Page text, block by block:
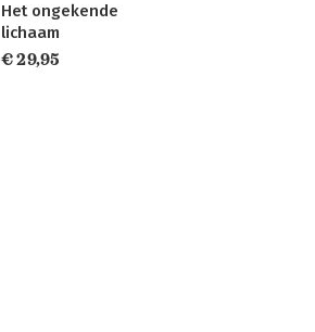
Het ongekende
lichaam
€ 29,95